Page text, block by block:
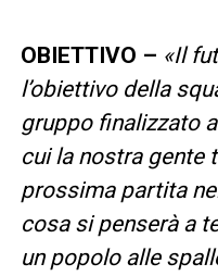
OBIETTIVO – «Il
l’obiettivo della
gruppo finalizzato
cui la nostra gente
prossima partita
cosa si penserà a
un popolo alle